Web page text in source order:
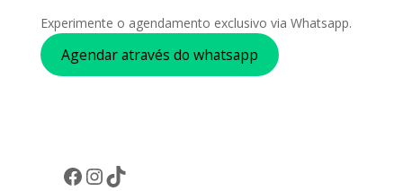
Experimente o agendamento exclusivo via Whatsapp.
Agendar através do whatsapp
Facebook
Instagram
TikTok